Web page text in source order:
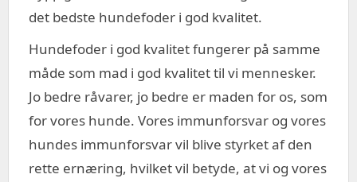
det bedste hundefoder i god kvalitet.
Hundefoder i god kvalitet fungerer på samme
måde som mad i god kvalitet til vi mennesker.
Jo bedre råvarer, jo bedre er maden for os, som
for vores hunde. Vores immunforsvar og vores
hundes immunforsvar vil blive styrket af den
rette ernæring, hvilket vil betyde, at vi og vores